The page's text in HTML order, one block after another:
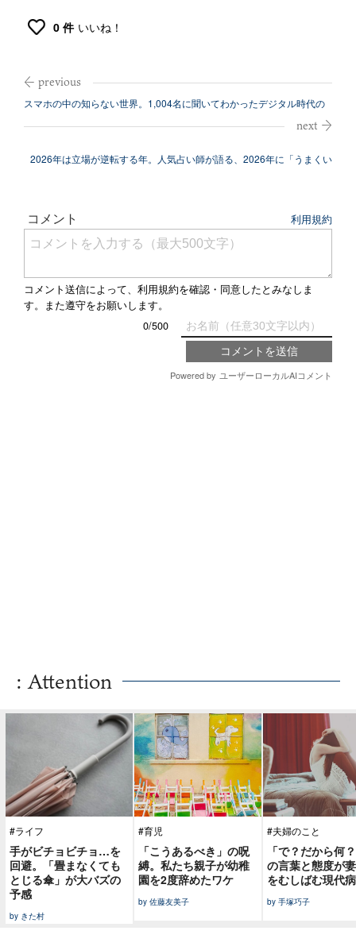
0 件 いいね！
スマホの中の知らない世界。1,004名に聞いてわかったデジタル時代の
2026年は立場が逆転する年。人気占い師が語る、2026年に「うまくい
: Attention
#ライフ
手がビチョビチョ…を
回避。「畳まなくても
とじる傘」が大バズの
予感
by きた村
#育児
「こうあるべき」の呪
縛。私たち親子が幼稚
園を2度辞めたワケ
by 佐藤友美子
#夫婦のこと
「で？だから何
の言葉と態度が
をむしばむ現代病
by 手塚巧子